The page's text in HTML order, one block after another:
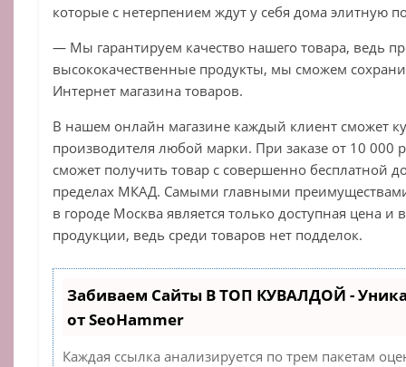
которые с нетерпением ждут у себя дома элитную
— Мы гарантируем качество нашего товара, ведь
высококачественные продукты, мы сможем
Интернет магазина товаров.
В нашем онлайн магазине каждый клиент сможет
производителя любой марки. При заказе от 10 000
сможет получить товар с совершенно бесплатной
пределах МКАД. Самыми главными
в городе Москва является только доступная цена и
продукции, ведь среди товаров нет подделок.
Забиваем Сайты В ТОП КУВАЛДОЙ -
от SeoHammer
Каждая ссылка анализируется по трем пакетам